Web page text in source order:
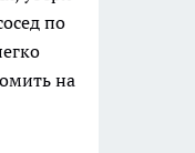
по
на